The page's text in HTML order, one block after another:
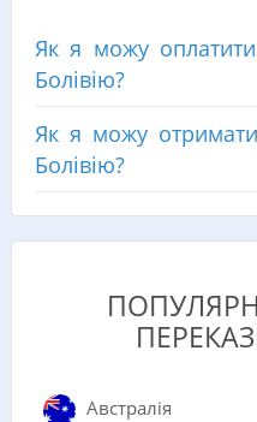
Як я можу
Болівію?
Як я можу
Болівію?
Австралія